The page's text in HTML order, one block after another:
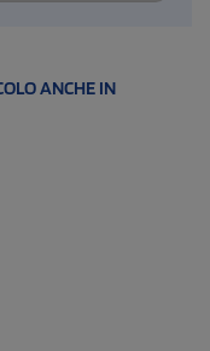
ANCHE IN